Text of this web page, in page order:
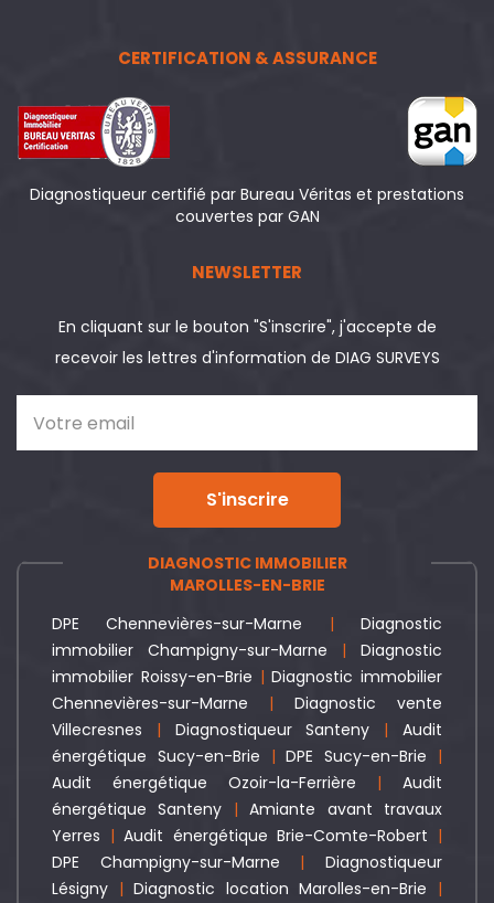
NEWSLETTER
En cliquant sur le bouton "S'inscrire", j'accepte de
recevoir les lettres d'information de DIAG SURVEYS
S'inscrire
CERTIFICATION & ASSURANCE
Diagnostiqueur certifié par Bureau Véritas et prestations
couvertes par GAN
DIAGNOSTIC IMMOBILIER
MAROLLES-EN-BRIE
DPE Chennevières-sur-Marne |Diagnostic
immobilier Champigny-sur-Marne | Diagnostic
immobilier Roissy-en-Brie |Diagnostic immobilier
Chennevières-sur-Marne | Diagnostic vente
Villecresnes | Diagnostiqueur Santeny |Audit
énergétique Sucy-en-Brie |DPE Sucy-en-Brie |
Audit énergétique Ozoir-la-Ferrière | Audit
énergétique Santeny |Amiante avant travaux
Yerres |Audit énergétique Brie-Comte-Robert |
DPE Champigny-sur-Marne |Diagnostiqueur
Lésigny |Diagnostic location Marolles-en-Brie |